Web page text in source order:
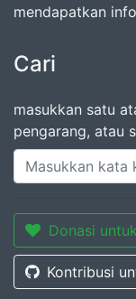
mendapatkan
Cari
masukkan satu
pengarang, atau
Donasi
Kontribusi